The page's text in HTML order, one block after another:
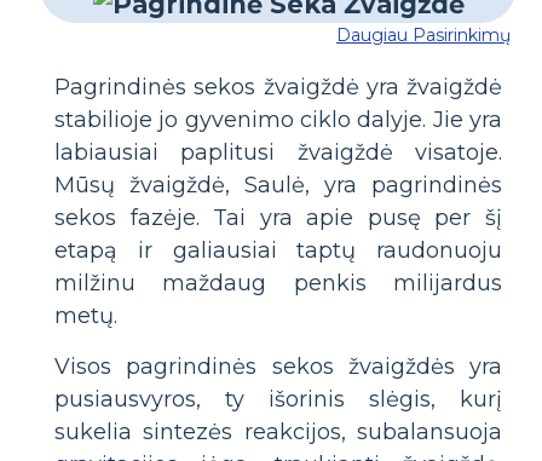
Daugiau Pasirinkimų
Pagrindinės sekos žvaigždė yra žvaigždė
stabilioje jo gyvenimo ciklo dalyje. Jie yra
labiausiai paplitusi žvaigždė visatoje.
Mūsų žvaigždė, Saulė, yra pagrindinės
sekos fazėje. Tai yra apie pusę per šį
etapą ir galiausiai taptų raudonuoju
milžinu maždaug penkis milijardus
metų.
Visos pagrindinės sekos žvaigždės yra
pusiausvyros, ty išorinis slėgis, kurį
sukelia sintezės reakcijos, subalansuoja